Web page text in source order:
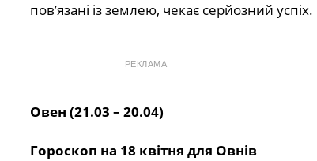
пов’язані із землею, чекає серйозний успіх.
РЕКЛАМА
Овен (21.03 – 20.04)
Гороскоп на 18 квітня для Овнів